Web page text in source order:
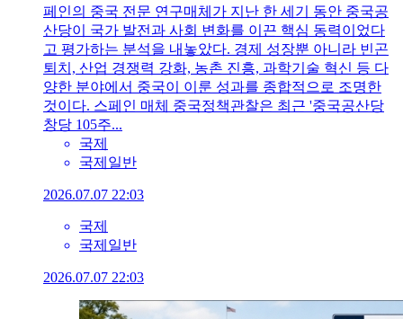
페인의 중국 전문 연구매체가 지난 한 세기 동안 중국공
산당이 국가 발전과 사회 변화를 이끈 핵심 동력이었다
고 평가하는 분석을 내놓았다. 경제 성장뿐 아니라 빈곤
퇴치, 산업 경쟁력 강화, 농촌 진흥, 과학기술 혁신 등 다
양한 분야에서 중국이 이룬 성과를 종합적으로 조명한
것이다. 스페인 매체 중국정책관찰은 최근 '중국공산당
창당 105주...
국제
국제일반
2026.07.07 22:03
국제
국제일반
2026.07.07 22:03